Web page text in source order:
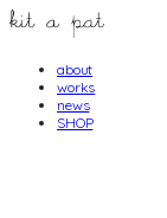
about
works
news
SHOP